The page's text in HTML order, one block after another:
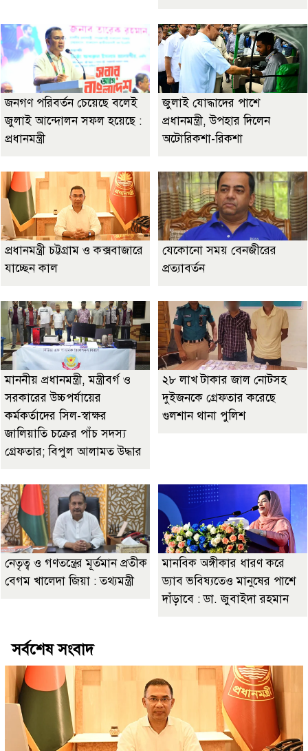
জনগণ পরিবর্তন চেয়েছে বলেই
জুলাই আন্দোলন সফল হয়েছে :
প্রধানমন্ত্রী
জুলাই যোদ্ধাদের পাশে
প্রধানমন্ত্রী, উপহার দিলেন
অটোরিকশা-রিকশা
প্রধানমন্ত্রী চট্টগ্রাম ও কক্সবাজারে
যাচ্ছেন কাল
যেকোনো সময় বেনজীরের
প্রত্যাবর্তন
মাননীয় প্রধানমন্ত্রী, মন্ত্রীবর্গ ও
সরকারের উচ্চপর্যায়ের
কর্মকর্তাদের সিল-স্বাক্ষর
জালিয়াতি চক্রের পাঁচ সদস্য
গ্রেফতার; বিপুল আলামত উদ্ধার
২৮ লাখ টাকার জাল নোটসহ
দুইজনকে গ্রেফতার করেছে
গুলশান থানা পুলিশ
নেতৃত্ব ও গণতন্ত্রের মূর্তমান প্রতীক
বেগম খালেদা জিয়া : তথ্যমন্ত্রী
মানবিক অঙ্গীকার ধারণ করে
ড্যাব ভবিষ্যতেও মানুষের পাশে
দাঁড়াবে : ডা. জুবাইদা রহমান
সর্বশেষ সংবাদ